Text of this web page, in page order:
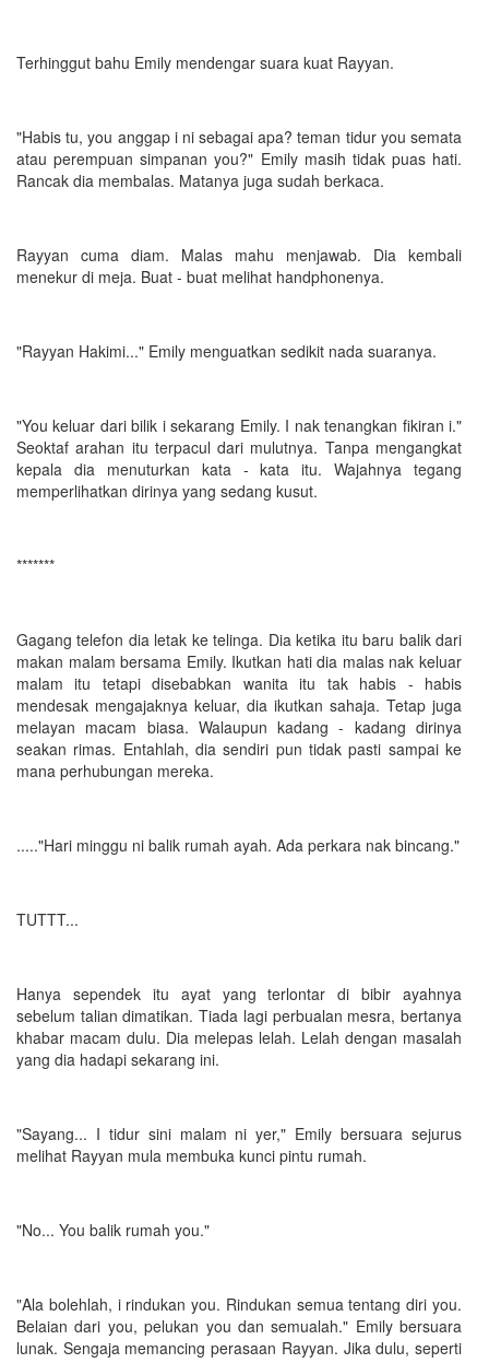
Terhinggut bahu Emily mendengar suara kuat Rayyan.
"Habis tu, you anggap i ni sebagai apa? teman tidur you semata
atau perempuan simpanan you?" Emily masih tidak puas hati.
Rancak dia membalas. Matanya juga sudah berkaca.
Rayyan cuma diam. Malas mahu menjawab. Dia kembali
menekur di meja. Buat - buat melihat handphonenya.
"Rayyan Hakimi..." Emily menguatkan sedikit nada suaranya.
"You keluar dari bilik i sekarang Emily. I nak tenangkan fikiran i."
Seoktaf arahan itu terpacul dari mulutnya. Tanpa mengangkat
kepala dia menuturkan kata - kata itu. Wajahnya tegang
memperlihatkan dirinya yang sedang kusut.
*******
Gagang telefon dia letak ke telinga. Dia ketika itu baru balik dari
makan malam bersama Emily. Ikutkan hati dia malas nak keluar
malam itu tetapi disebabkan wanita itu tak habis - habis
mendesak mengajaknya keluar, dia ikutkan sahaja. Tetap juga
melayan macam biasa. Walaupun kadang - kadang dirinya
seakan rimas. Entahlah, dia sendiri pun tidak pasti sampai ke
mana perhubungan mereka.
....."Hari minggu ni balik rumah ayah. Ada perkara nak bincang."
TUTTT...
Hanya sependek itu ayat yang terlontar di bibir ayahnya
sebelum talian dimatikan. Tiada lagi perbualan mesra, bertanya
khabar macam dulu. Dia melepas lelah. Lelah dengan masalah
yang dia hadapi sekarang ini.
"Sayang... I tidur sini malam ni yer," Emily bersuara sejurus
melihat Rayyan mula membuka kunci pintu rumah.
"No... You balik rumah you."
"Ala bolehlah, i rindukan you. Rindukan semua tentang diri you.
Belaian dari you, pelukan you dan semualah." Emily bersuara
lunak. Sengaja memancing perasaan Rayyan. Jika dulu, seperti